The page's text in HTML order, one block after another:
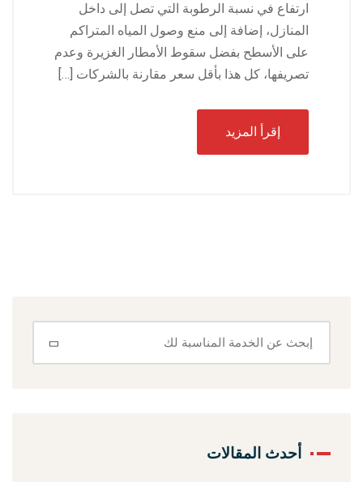
ارتفاع في نسبة الرطوبة التي تصل إلى داخل
المنازل، إضافة إلى منع وصول المياه المتراكم
على الأسطح بفضل سقوط الأمطار الغزيرة وعدم
تصريفها، كل هذا بأقل سعر مقارنة بالشركات […]
إقرأ المزيد
أحدث المقالات